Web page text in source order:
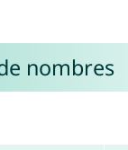
nombres